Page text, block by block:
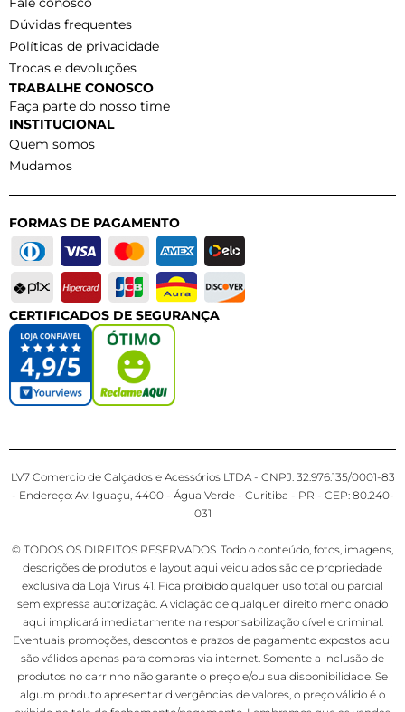
Dúvidas frequentes
Políticas de privacidade
Trocas e devoluções
TRABALHE CONOSCO
Faça parte do nosso time
INSTITUCIONAL
Quem somos
Mudamos
FORMAS DE PAGAMENTO
CERTIFICADOS DE SEGURANÇA
LV7 Comercio de Calçados e Acessórios LTDA - CNPJ: 32.976.135/0001-83
- Endereço: Av. Iguaçu, 4400 - Água Verde - Curitiba - PR - CEP: 80.240-
031
© TODOS OS DIREITOS RESERVADOS. Todo o conteúdo, fotos, imagens,
descrições de produtos e layout aqui veiculados são de propriedade
exclusiva da Loja Virus 41. Fica proibido qualquer uso total ou parcial
sem expressa autorização. A violação de qualquer direito mencionado
aqui implicará imediatamente na responsabilização cível e criminal.
Eventuais promoções, descontos e prazos de pagamento expostos aqui
são válidos apenas para compras via internet. Somente a inclusão de
produtos no carrinho não garante o preço e/ou sua disponibilidade. Se
algum produto apresentar divergências de valores, o preço válido é o